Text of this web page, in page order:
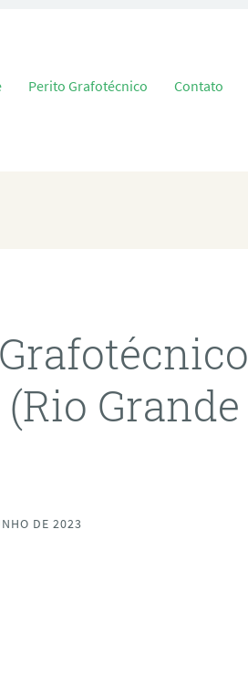
Perito Grafotécnico Contato
Grande
DE 2023